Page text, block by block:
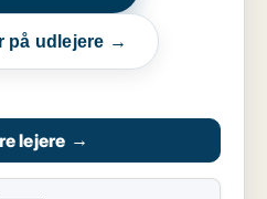
på udlejere →
lejere →